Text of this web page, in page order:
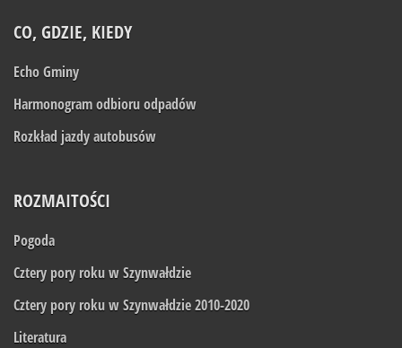
CO, GDZIE, KIEDY
Echo Gminy
Harmonogram odbioru odpadów
Rozkład jazdy autobusów
ROZMAITOŚCI
Pogoda
Cztery pory roku w Szynwałdzie
Cztery pory roku w Szynwałdzie 2010-2020
Literatura